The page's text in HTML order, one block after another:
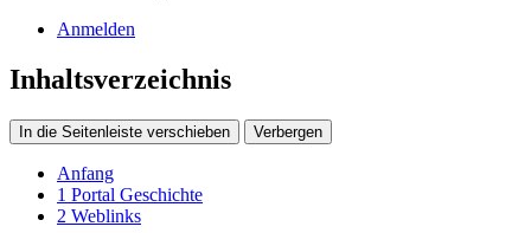
Anmelden
Inhaltsverzeichnis
In die Seitenleiste verschieben Verbergen
Anfang
1 Portal Geschichte
2 Weblinks